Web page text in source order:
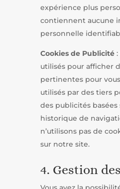
expérience plus
contiennent aucune
personnelle
Cookies de Publicité:
utilisés pour afficher
pertinentes pour
utilisés par des tiers
des publicités basées
historique de
n’utilisons pas de
sur notre site.
4. Gestion